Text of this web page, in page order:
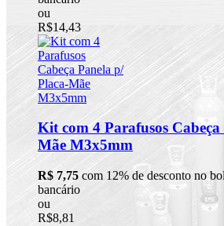
ou
R$14,43
Kit com 4 Parafusos
Mãe M3x5mm
R$ 7,75 com 12% de desconto no
bancário
ou
R$8,81